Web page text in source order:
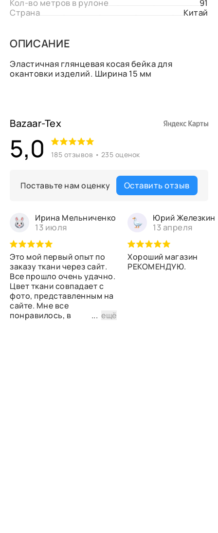
Кол-во метров в рулоне
91
Страна
Китай
ОПИСАНИЕ
Эластичная глянцевая косая бейка для
окантовки изделий. Ширина 15 мм
Bazaar-Tex
5,0 185 отзывов • 235 оценок
Поставьте нам оценку Оставить отзыв
Ирина Мельниченко
13 июля
Это мой первый опыт по
заказу ткани через сайт.
Все прошло очень удачно.
Цвет ткани совпадает с
фото, представленным на
сайте. Мне все
понравилось, в
...ещё
Юрий Железкин
13 апреля
Хороший магазин
РЕКОМЕНДУЮ.